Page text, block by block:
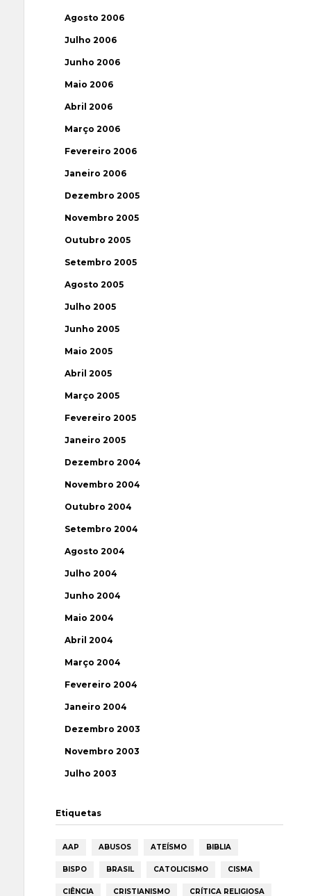
Agosto 2006
Julho 2006
Junho 2006
Maio 2006
Abril 2006
Março 2006
Fevereiro 2006
Janeiro 2006
Dezembro 2005
Novembro 2005
Outubro 2005
Setembro 2005
Agosto 2005
Julho 2005
Junho 2005
Maio 2005
Abril 2005
Março 2005
Fevereiro 2005
Janeiro 2005
Dezembro 2004
Novembro 2004
Outubro 2004
Setembro 2004
Agosto 2004
Julho 2004
Junho 2004
Maio 2004
Abril 2004
Março 2004
Fevereiro 2004
Janeiro 2004
Dezembro 2003
Novembro 2003
Julho 2003
Etiquetas
AAP ABUSOS ATEÍSMO BIBLIA
BISPO BRASIL CATOLICISMO CISMA
CIÊNCIA CRISTIANISMO CRÍTICA RELIGIOSA